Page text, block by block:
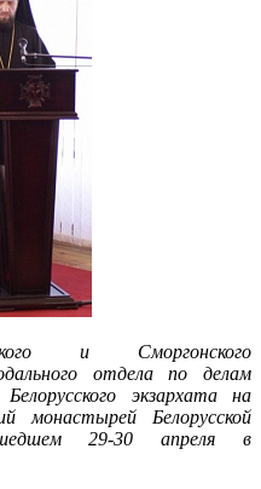
и Сморгонского
отдела по делам
экзархата на
монастырей Белорусской
29-30 апреля в